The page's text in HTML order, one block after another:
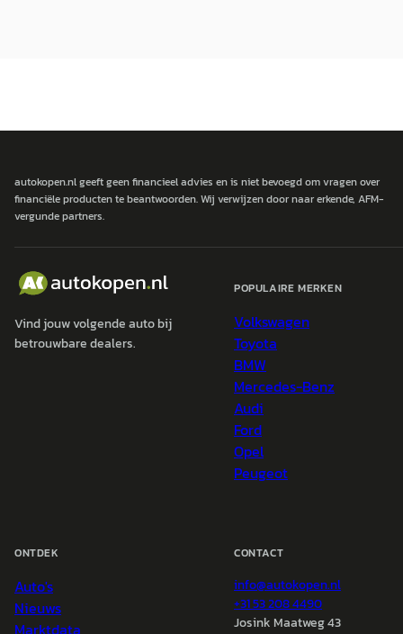
autokopen.nl geeft geen financieel advies en is niet bevoegd om vragen over
financiële producten te beantwoorden. Wij verwijzen door naar erkende, AFM-
vergunde partners.
Vind jouw volgende auto bij
betrouwbare dealers.
POPULAIRE MERKEN
Volkswagen
Toyota
BMW
Mercedes-Benz
Audi
Ford
Opel
Peugeot
ONTDEK
Auto's
Nieuws
Marktdata
CONTACT
info@autokopen.nl
+31 53 208 4490
Josink Maatweg 43